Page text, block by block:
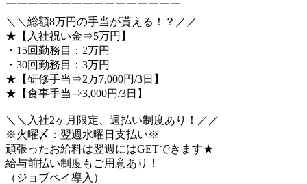
￣￣￣￣￣￣￣￣￣￣￣￣￣￣￣￣
＼＼総額8万円の手当が貰える！？／／
★【入社祝い金⇒5万円】
・15回勤務目：2万円
・30回勤務目：3万円
★【研修手当⇒2万7,000円/3日】
★【食事手当⇒3,000円/3日】
＼＼入社2ヶ月限定、週払い制度あり！／／
※火曜〆：翌週水曜日支払い※
頑張ったお給料は翌週にはGETできます★
給与前払い制度もご用意あり！
（ジョブペイ導入）